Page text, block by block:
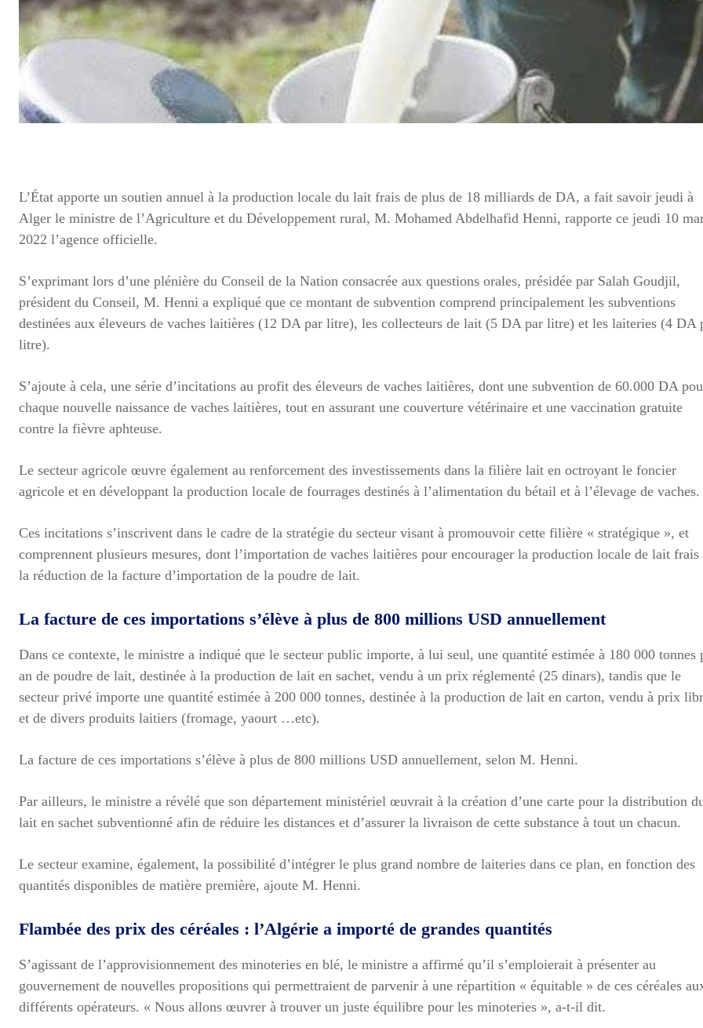
L’État apporte un soutien annuel à la production locale du lait frais de plus de 18 milliards de DA, a fait savoir jeudi à
Alger le ministre de l’Agriculture et du Développement rural, M. Mohamed Abdelhafid Henni, rapporte ce jeudi 10
2022 l’agence officielle.
S’exprimant lors d’une plénière du Conseil de la Nation consacrée aux questions orales, présidée par Salah Goudjil,
président du Conseil, M. Henni a expliqué que ce montant de subvention comprend principalement les subventions
destinées aux éleveurs de vaches laitières (12 DA par litre), les collecteurs de lait (5 DA par litre) et les laiteries (4 DA
litre).
S’ajoute à cela, une série d’incitations au profit des éleveurs de vaches laitières, dont une subvention de 60.000 DA
chaque nouvelle naissance de vaches laitières, tout en assurant une couverture vétérinaire et une vaccination gratuite
contre la fièvre aphteuse.
Le secteur agricole œuvre également au renforcement des investissements dans la filière lait en octroyant le foncier
agricole et en développant la production locale de fourrages destinés à l’alimentation du bétail et à l’élevage de vaches.
Ces incitations s’inscrivent dans le cadre de la stratégie du secteur visant à promouvoir cette filière « stratégique », et
comprennent plusieurs mesures, dont l’importation de vaches laitières pour encourager la production locale de lait frais
la réduction de la facture d’importation de la poudre de lait.
La facture de ces importations s’élève à plus de 800 millions USD annuellement
Dans ce contexte, le ministre a indiqué que le secteur public importe, à lui seul, une quantité estimée à 180 000 tonnes
an de poudre de lait, destinée à la production de lait en sachet, vendu à un prix réglementé (25 dinars), tandis que le
secteur privé importe une quantité estimée à 200 000 tonnes, destinée à la production de lait en carton, vendu à prix
et de divers produits laitiers (fromage, yaourt …etc).
La facture de ces importations s’élève à plus de 800 millions USD annuellement, selon M. Henni.
Par ailleurs, le ministre a révélé que son département ministériel œuvrait à la création d’une carte pour la distribution
lait en sachet subventionné afin de réduire les distances et d’assurer la livraison de cette substance à tout un chacun.
Le secteur examine, également, la possibilité d’intégrer le plus grand nombre de laiteries dans ce plan, en fonction des
quantités disponibles de matière première, ajoute M. Henni.
Flambée des prix des céréales : l’Algérie a importé de grandes quantités
S’agissant de l’approvisionnement des minoteries en blé, le ministre a affirmé qu’il s’emploierait à présenter au
gouvernement de nouvelles propositions qui permettraient de parvenir à une répartition « équitable » de ces céréales
différents opérateurs. « Nous allons œuvrer à trouver un juste équilibre pour les minoteries », a-t-il dit.